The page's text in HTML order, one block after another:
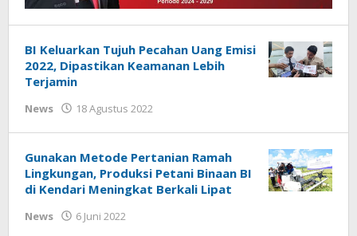
BI Keluarkan Tujuh Pecahan Uang Emisi
2022, Dipastikan Keamanan Lebih
Terjamin
News 18 Agustus 2022
Kabar
Gunakan Metode Pertanian Ramah
Lingkungan, Produksi Petani Binaan BI
di Kendari Meningkat Berkali Lipat
News 6 Juni 2022